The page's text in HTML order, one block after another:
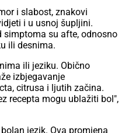
i slabost, znakovi
i u usnoj šupljini.
simptoma su afte, odnosno
ili desnima.
ili jeziku. Obično
izbjegavanje
citrusa i ljutih začina.
recepta mogu ublažiti bol",
jezik. Ova promjena